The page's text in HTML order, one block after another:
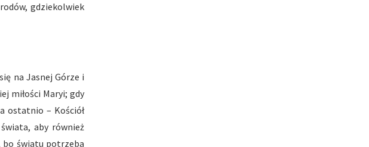
gdziekolwiek
na Jasnej Górze i
miłości Maryi; gdy
ostatnio – Kościół
aby również
bo światu potrzeba